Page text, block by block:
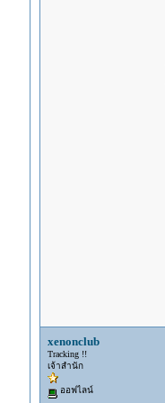
xenonclub
Tracking !!
เจ้าสำนัก
ออฟไลน์